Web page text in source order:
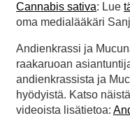
Cannabis sativa: Lue
oma medialääkäri
Andienkrassi ja
raakaruoan
andienkrassista ja
hyödyistä. Katso
videoista lisätietoa: